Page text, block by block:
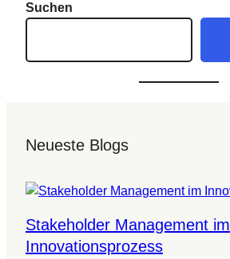
Suchen
Neueste Blogs
Stakeholder Management im
Innovationsprozess